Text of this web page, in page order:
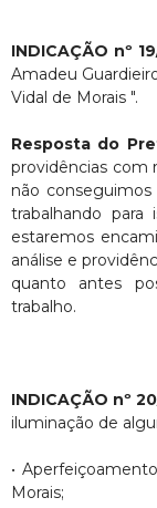
INDICAÇÃO nº
Amadeu
Vidal de Morais ".
Resposta do
providências com
não
trabalhando para
estaremos
análise e
quanto antes
trabalho.
INDICAÇÃO nº
iluminação de
•
Morais;